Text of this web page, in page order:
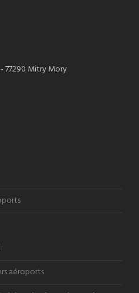
77290 Mitry Mory
aéroports